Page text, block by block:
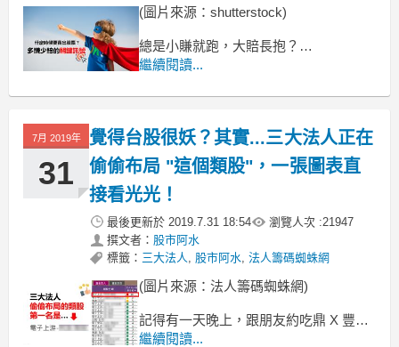
(圖片來源：shutterstock)
總是小賺就跑，大賠長抱？
你是不是很常遇到這種鳥事？
繼續閱讀...
7月 2019年
31
覺得台股很妖？其實...三大法人正在
偷偷布局 "這個類股"，一張圖表直
接看光光！
最後更新於 2019.7.31 18:54 瀏覽人次 :21947
撰文者： 股市阿水
標籤： 三大法人, 股市阿水, 法人籌碼蜘蛛網
(圖片來源：法人籌碼蜘蛛網)
記得有一天晚上，跟朋友約吃鼎 X 豐，
正當我準備咬下那顆熱騰騰、
繼續閱讀...